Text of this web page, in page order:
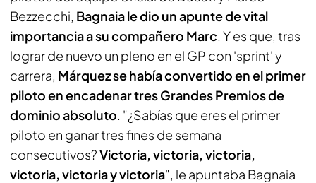
Bezzecchi, Bagnaia le dio un apunte de vital
importancia a su compañero Marc. Y es que, tras
lograr de nuevo un pleno en el GP con 'sprint' y
carrera, Márquez se había convertido en el primer
piloto en encadenar tres Grandes Premios de
dominio absoluto. "¿Sabías que eres el primer
piloto en ganar tres fines de semana
consecutivos?Victoria, victoria, victoria,
victoria, victoria y victoria", le apuntaba Bagnaia